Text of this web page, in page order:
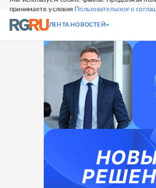
принимаете условия Пользовательского
СВЕЖИЙ НОМЕР
ЛЕНТА НОВОСТЕЙ